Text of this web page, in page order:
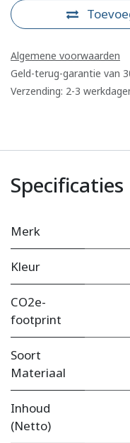
Algemene voorwaarden
Geld-terug-garantie van
Verzending: 2-3
Specificaties
Merk
Kleur
CO2e-
footprint
Soort
Materiaal
Inhoud
(Netto)